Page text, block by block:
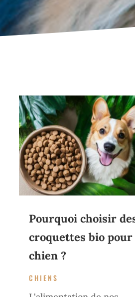
Pourquoi choisir
croquettes bio pour
chien ?
CHIENS